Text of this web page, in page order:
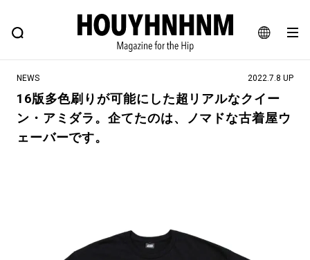
JA
EN
FEATURE BLOG SNAP
ヒップなファッション、カルチャー、ライフスタイルWEBマガジン
#注目のタグ
#GH 銘品の所以 #フイナムのYouTube
NEWS 2022.7.8 UP
16版多色刷りが可能にした超リアルなクイー
ン・アミダラ。企てたのは、ノマドな古着屋ウ
ェーバーです。